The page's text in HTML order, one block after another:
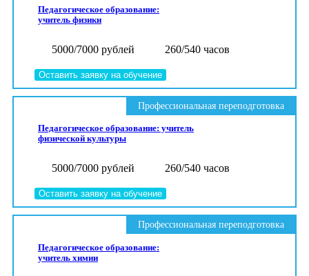
Педагогическое образование:
учитель физики
5000/7000 рублей 260/540 часов
Оставить заявку на обучение
Педагогическое образование: учитель
физической культуры
5000/7000 рублей 260/540 часов
Оставить заявку на обучение
Профессиональная переподготовка
Педагогическое образование:
учитель химии
Профессиональная переподготовка